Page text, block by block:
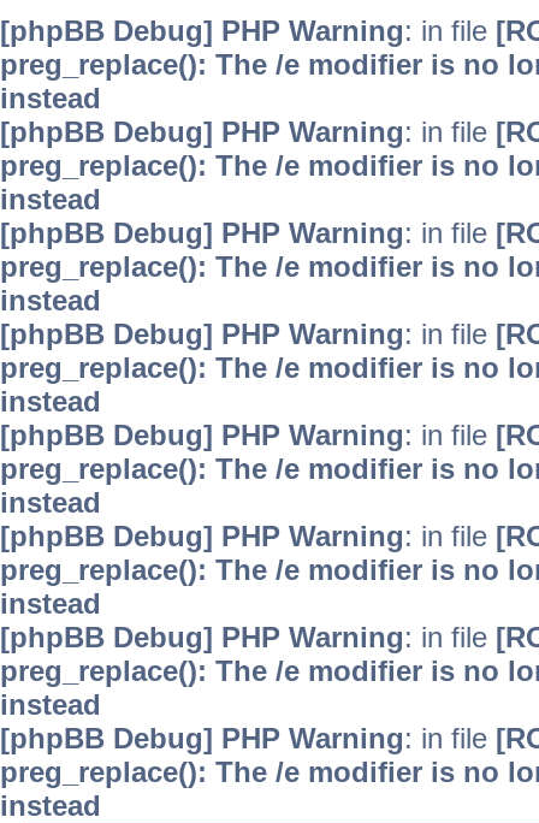
[phpBB Debug] PHP Warning: in file
preg_replace(): The /e modifier is no
instead
[phpBB Debug] PHP Warning: in file
preg_replace(): The /e modifier is no
instead
[phpBB Debug] PHP Warning: in file
preg_replace(): The /e modifier is no
instead
[phpBB Debug] PHP Warning: in file
preg_replace(): The /e modifier is no
instead
[phpBB Debug] PHP Warning: in file
preg_replace(): The /e modifier is no
instead
[phpBB Debug] PHP Warning: in file
preg_replace(): The /e modifier is no
instead
[phpBB Debug] PHP Warning: in file
preg_replace(): The /e modifier is no
instead
[phpBB Debug] PHP Warning: in file
preg_replace(): The /e modifier is no
instead